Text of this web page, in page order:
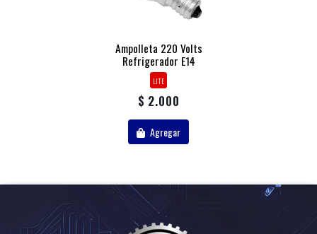
Ampolleta 220 Volts
Refrigerador E14
LITE
$ 2.000
Agregar